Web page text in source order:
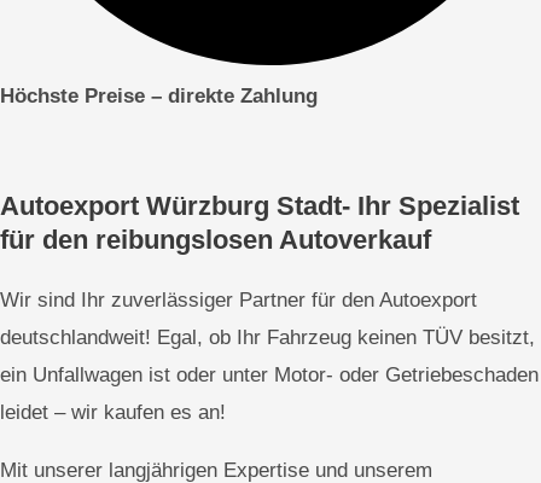
Höchste Preise – direkte Zahlung
Autoexport Würzburg Stadt- Ihr Spezialist
für den reibungslosen Autoverkauf
Wir sind Ihr zuverlässiger Partner für den Autoexport
deutschlandweit! Egal, ob Ihr Fahrzeug keinen TÜV besitzt,
ein Unfallwagen ist oder unter Motor- oder Getriebeschaden
leidet – wir kaufen es an!
Mit unserer langjährigen Expertise und unserem